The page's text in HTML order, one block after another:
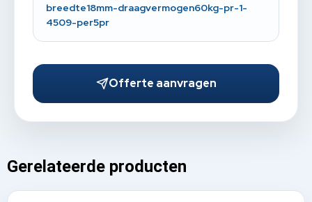
breedte18mm-draagvermogen60kg-pr-1-
4509-per5pr
Offerte aanvragen
Gerelateerde producten